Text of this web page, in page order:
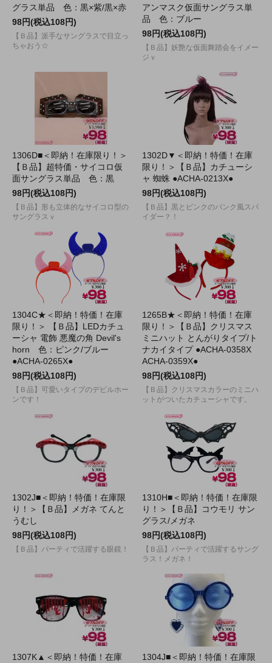
グラス単品 色：黒×紫/黒×赤
98円(税込108円)
【Ｂ品】派手なサングラスで目立っ
ちゃおう☆
アンマスク仮面サングラス単
品 色：ブルー
98円(税込108円)
【Ｂ品】妖艶な仮面舞踏会をイメー
ジｖ
1306D■＜即納！在庫限り！＞
【Ｂ品】超特価・サイコロ仮
面サングラス単品 色：黒
98円(税込108円)
【Ｂ品】形も立体的なサイコロ型の
サングラスｖ
1302D▼＜即納！特価！在庫
限り！＞【Ｂ品】カチューシ
ャ 蜘蛛 ●ACHA-0213X●
98円(税込108円)
【Ｂ品】黒とピンクのパンク風スパ
イダー？！
1304C★＜即納！特価！在庫
限り！＞ 【Ｂ品】LEDカチュ
ーシャ 電飾 悪魔の角 Devil's
horn 色：ピンク/ブルー
●ACHA-0265X●
98円(税込108円)
【Ｂ品】可愛いタイプのデビルホー
ンです！
1265B★＜即納！特価！在庫
限り！＞【Ｂ品】クリスマス
ミニハット とんがりタイプ/ト
ナカイタイプ ●ACHA-0358X
ACHA-0359X●
98円(税込108円)
【Ｂ品】クリスマスカラーのミニハ
ットがついたカチューシャです。
1302J■＜即納！特価！在庫限
り！＞【Ｂ品】メガネ てんと
うむし
98円(税込108円)
【Ｂ品】パーティで活躍する眼鏡！
1310H■＜即納！特価！在庫限
り！＞【Ｂ品】コウモリ サン
グラス/メガネ
98円(税込108円)
【Ｂ品】パーティで活躍するサング
ラス！メガネ！
1307K▲＜即納！特価！在庫
1304J■＜即納！特価！在庫限